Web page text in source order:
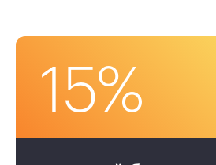
15%